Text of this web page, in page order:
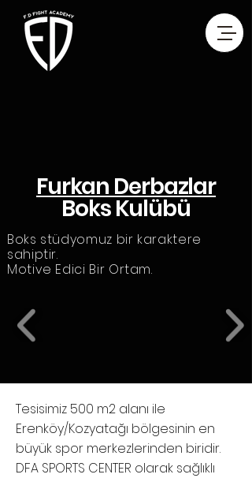
Furkan Derbazlar
Boks Kulübü
Boks stüdyomuz bir karaktere
sahiptir.
Motive Edici Bir Ortam.
Tesisimiz 500 m2 alanı ile
Erenköy/Kozyatağı bölgesinin en
büyük spor merkezlerinden biridir.
DFA SPORTS CENTER olarak sağlıklı